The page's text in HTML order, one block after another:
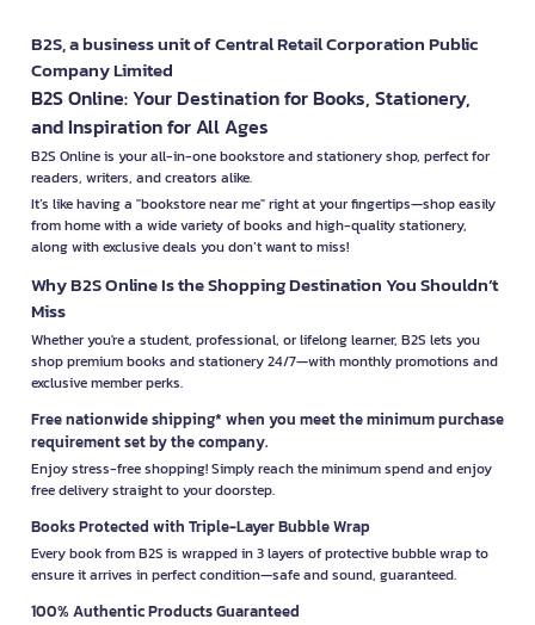
B2S, a business unit of Central Retail Corporation Public
Company Limited
B2S Online: Your Destination for Books, Stationery,
and Inspiration for All Ages
B2S Online is your all-in-one bookstore and stationery shop, perfect for
readers, writers, and creators alike.
It’s like having a "bookstore near me" right at your fingertips—shop easily
from home with a wide variety of books and high-quality stationery,
along with exclusive deals you don’t want to miss!
Why B2S Online Is the Shopping Destination You Shouldn’t
Miss
Whether you're a student, professional, or lifelong learner, B2S lets you
shop premium books and stationery 24/7—with monthly promotions and
exclusive member perks.
Free nationwide shipping* when you meet the minimum purchase
requirement set by the company.
Enjoy stress-free shopping! Simply reach the minimum spend and enjoy
free delivery straight to your doorstep.
Books Protected with Triple-Layer Bubble Wrap
Every book from B2S is wrapped in 3 layers of protective bubble wrap to
ensure it arrives in perfect condition—safe and sound, guaranteed.
100% Authentic Products Guaranteed